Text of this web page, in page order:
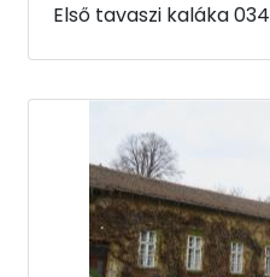
Első tavaszi kaláka 034